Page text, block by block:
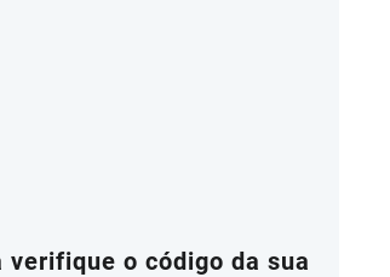
verifique o código da sua